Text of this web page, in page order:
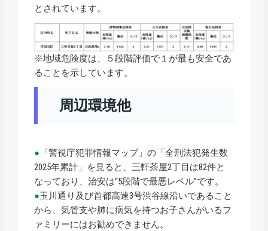
とされています。
※地域危険度は、５段階評価で１が最も安全であ
ることを示しています。
周辺環境他
● 「警視庁犯罪情報マップ」の「全刑法犯発生数
2025年累計」を見ると、三軒茶屋2丁目は82件と
なっており、治安は“5段階で最悪レベル”です。
●玉川通り及び首都高速3号渋谷線沿いであること
から、気管支や肺に病気を持つお子さんがいるフ
ァミリーにはお勧めできません。